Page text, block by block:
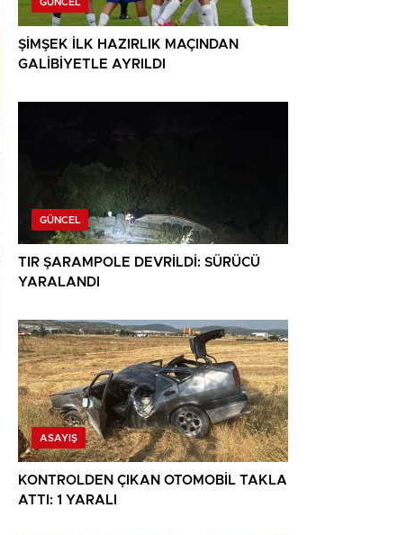
GÜNCEL
ŞİMŞEK İLK HAZIRLIK MAÇINDAN
GALİBİYETLE AYRILDI
GÜNCEL
TIR ŞARAMPOLE DEVRİLDİ: SÜRÜCÜ
YARALANDI
ASAYIŞ
KONTROLDEN ÇIKAN OTOMOBİL TAKLA
ATTI: 1 YARALI